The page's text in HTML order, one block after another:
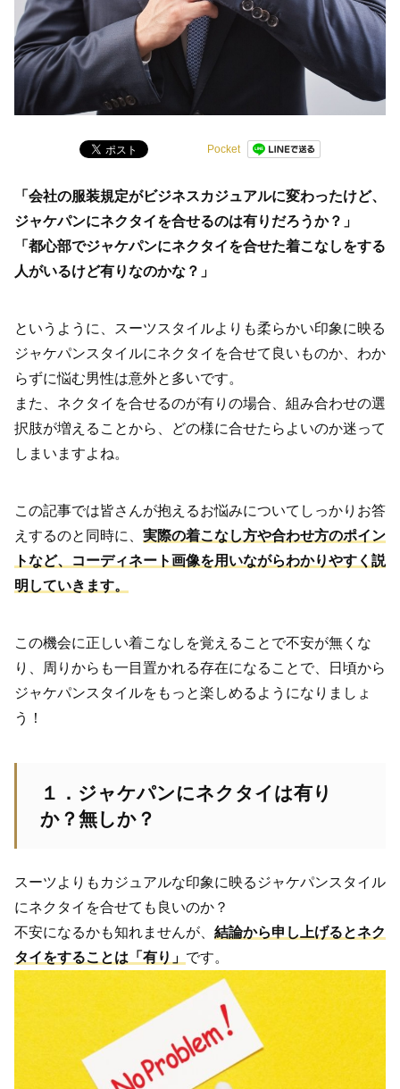
Pocket
「会社の服装規定がビジネスカジュアルに変わったけど、
ジャケパンにネクタイを合せるのは有りだろうか？」
「都心部でジャケパンにネクタイを合せた着こなしをする
人がいるけど有りなのかな？」
というように、スーツスタイルよりも柔らかい印象に映る
ジャケパンスタイルにネクタイを合せて良いものか、わか
らずに悩む男性は意外と多いです。
また、ネクタイを合せるのが有りの場合、組み合わせの選
択肢が増えることから、どの様に合せたらよいのか迷って
しまいますよね。
この記事では皆さんが抱えるお悩みについてしっかりお答
えするのと同時に、 実際の着こなし方や合わせ方のポイン
トなど、コーディネート画像を用いながらわかりやすく説
明していきます。
この機会に正しい着こなしを覚えることで不安が無くな
り、周りからも一目置かれる存在になることで、日頃から
ジャケパンスタイルをもっと楽しめるようになりましょ
う！
１．ジャケパンにネクタイは有り
か？無しか？
スーツよりもカジュアルな印象に映るジャケパンスタイル
にネクタイを合せても良いのか？
不安になるかも知れませんが、 結論から申し上げるとネク
タイをすることは「有り」 です。